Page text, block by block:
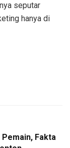
seputar
hanya di
Fakta